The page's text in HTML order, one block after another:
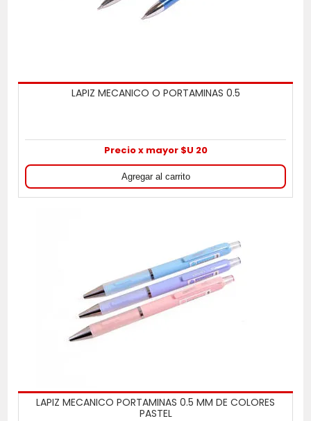
LAPIZ MECANICO O PORTAMINAS 0.5
Precio x mayor $U 20
LAPIZ MECANICO PORTAMINAS 0.5 MM DE COLORES
PASTEL